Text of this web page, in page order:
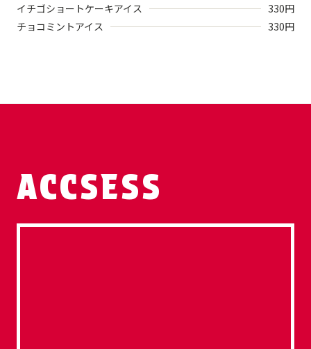
イチゴショートケーキアイス
330円
チョコミントアイス
330円
ACCSESS